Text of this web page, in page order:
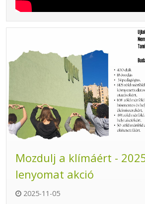
Mozdulj a klímáért -
lenyomat akció
2025-11-05